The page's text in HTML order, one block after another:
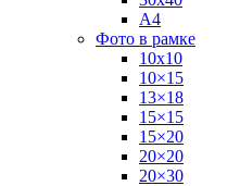
А4
Фото в рамке
10х10
10×15
13×18
15×15
15×20
20×20
20×30